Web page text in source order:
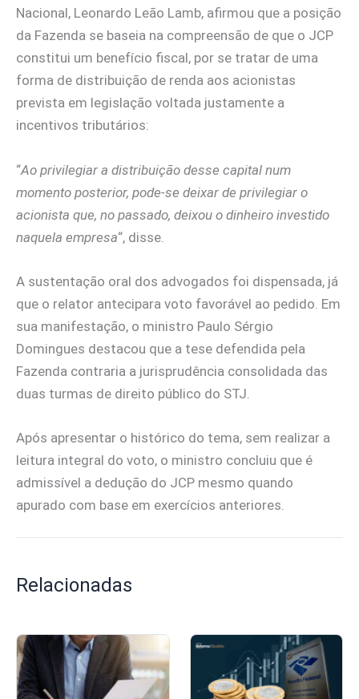
Nacional, Leonardo Leão Lamb, afirmou que a posição
da Fazenda se baseia na compreensão de que o JCP
constitui um benefício fiscal, por se tratar de uma
forma de distribuição de renda aos acionistas
prevista em legislação voltada justamente a
incentivos tributários:
“Ao privilegiar a distribuição desse capital num
momento posterior, pode-se deixar de privilegiar o
acionista que, no passado, deixou o dinheiro investido
naquela empresa“, disse.
A sustentação oral dos advogados foi dispensada, já
que o relator antecipara voto favorável ao pedido. Em
sua manifestação, o ministro Paulo Sérgio
Domingues destacou que a tese defendida pela
Fazenda contraria a jurisprudência consolidada das
duas turmas de direito público do STJ.
Após apresentar o histórico do tema, sem realizar a
leitura integral do voto, o ministro concluiu que é
admissível a dedução do JCP mesmo quando
apurado com base em exercícios anteriores.
Relacionadas